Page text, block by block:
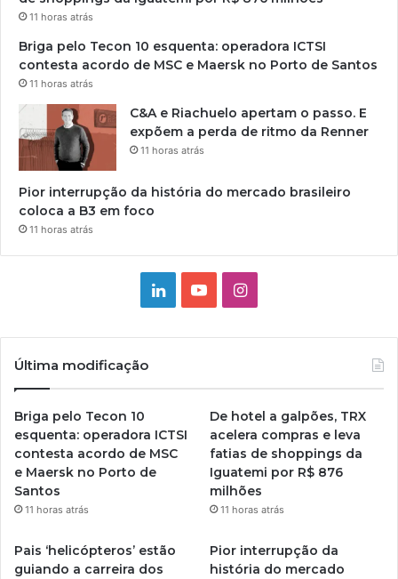
11 horas atrás
Briga pelo Tecon 10 esquenta: operadora ICTSI
contesta acordo de MSC e Maersk no Porto de Santos
11 horas atrás
C&A e Riachuelo apertam o passo. E
expõem a perda de ritmo da Renner
11 horas atrás
Pior interrupção da história do mercado brasileiro
coloca a B3 em foco
11 horas atrás
LinkedinYouTubeInstagram
Última modificação
Briga pelo Tecon 10
esquenta: operadora ICTSI
contesta acordo de MSC
e Maersk no Porto de
Santos
11 horas atrás
De hotel a galpões, TRX
acelera compras e leva
fatias de shoppings da
Iguatemi por R$ 876
milhões
11 horas atrás
Pais ‘helicópteros’ estão
guiando a carreira dos
Pior interrupção da
história do mercado